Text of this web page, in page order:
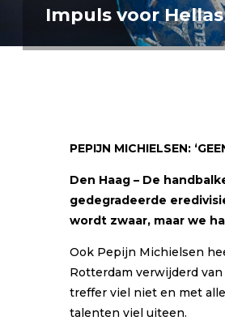
Impuls voor Hellas
PEPIJN MICHIELSEN:
Den Haag – De
gedegradeerde
wordt zwaar, maar we
Ook Pepijn Michielsen
Rotterdam verwijderd
treffer viel niet en met
talenten viel uiteen.